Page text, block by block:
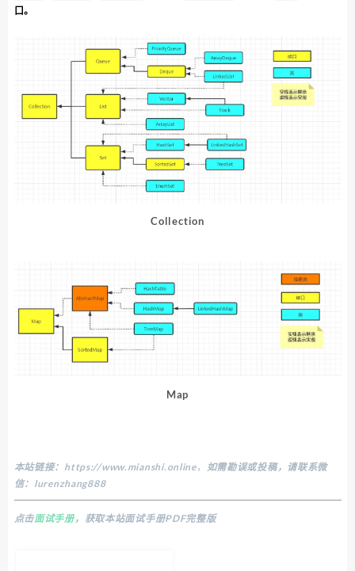
口。
Collection
Map
本站链接： https://www.mianshi.online，
如需勘误或投稿，请联系微
信：lurenzhang888
点击面试手册，获取本站面试手册PDF完整版